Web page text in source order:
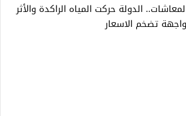
الدولة حركت المياه الراكدة والأثر
تضخم الاسعار